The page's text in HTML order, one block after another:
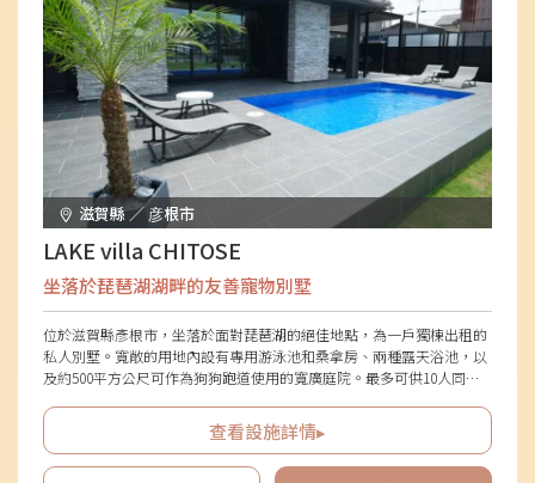
滋賀縣 ／ 彦根市
LAKE villa CHITOSE
坐落於琵琶湖湖畔的友善寵物別墅
位於滋賀縣彥根市，坐落於面對琵琶湖的絕佳地點，為一戶獨棟出租的
私人別墅。寬敞的用地內設有專用游泳池和桑拿房、兩種露天浴池，以
及約500平方公尺可作為狗狗跑道使用的寬廣庭院。最多可供10人同一
會也能實現舒適的住宿。可攜帶愛犬同住，且不設限頭數，提供洗腳處
和籠子等寵物設施，作為對寵物友善的住宿場所也頗受好評。
查看設施詳情▸